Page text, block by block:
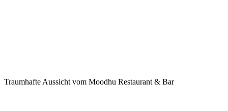
Traumhafte Aussicht vom Moodhu Restaurant & Bar